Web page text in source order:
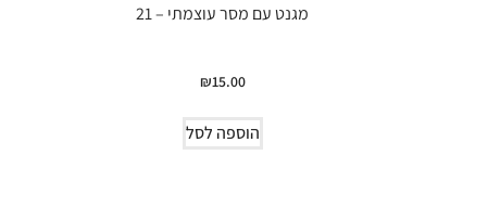
מגנט עם מסר עוצמתי – 21
₪15.00
הוספה לסל